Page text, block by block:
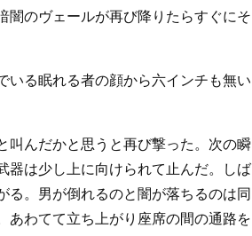
闇のヴェールが再び降りたらすぐにそ
いる眠れる者の顔から六インチも無い
叫んだかと思うと再び撃った。次の瞬
器は少し上に向けられて止んだ。しば
る。男が倒れるのと闇が落ちるのは同
あわてて立ち上がり座席の間の通路を